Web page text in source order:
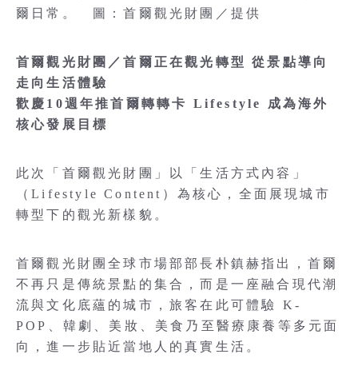
爾日常。 圖：首爾觀光財團／提供
首爾觀光財團／首爾正在觀光轉型 從景點導向
走向生活體驗
歡慶10週年推首爾轉轉卡 Lifestyle 成為海外
核心發展目標
此次「首爾觀光財團」以「生活方式內容」
（Lifestyle Content）為核心，全面展現城市
轉型下的觀光新樣貌。
首爾觀光財團全球市場部部長朴鎮赫指出，首爾
不再只是傳統景點的集合，而是一座融合現代潮
流與文化底蘊的城市，旅客在此可體驗 K-
POP、韓劇、美妝、美食乃至醫療康養等多元面
向，進一步貼近當地人的真實生活。